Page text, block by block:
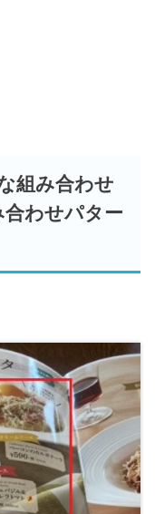
組み合わせ
わせパター